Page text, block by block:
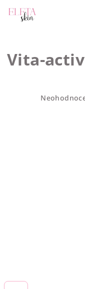
obsah
Vita-
Průměrné